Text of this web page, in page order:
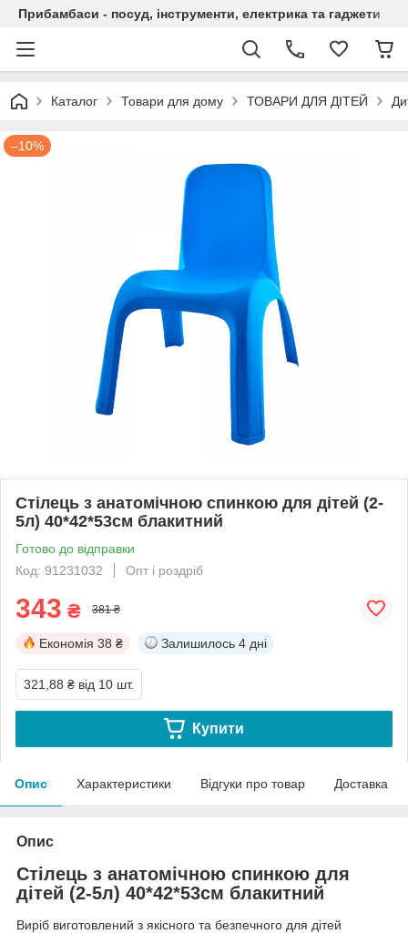
Прибамбаси - посуд, інструменти, електрика та гаджети
Каталог Товари для дому ТОВАРИ ДЛЯ ДІТЕЙ
–10%
Стілець з анатомічною спинкою для дітей (2-
5л) 40*42*53см блакитний
Готово до відправки
Код: 91231032
Опт і роздріб
343 ₴ 381 ₴
Економія 38 ₴ Залишилось 4 дні
321,88 ₴ від 10 шт.
Купити
Опис Характеристики Відгуки про товар Доставка
Опис
Стілець з анатомічною спинкою для
дітей (2-5л) 40*42*53см блакитний
Виріб виготовлений з якісного та безпечного для дітей